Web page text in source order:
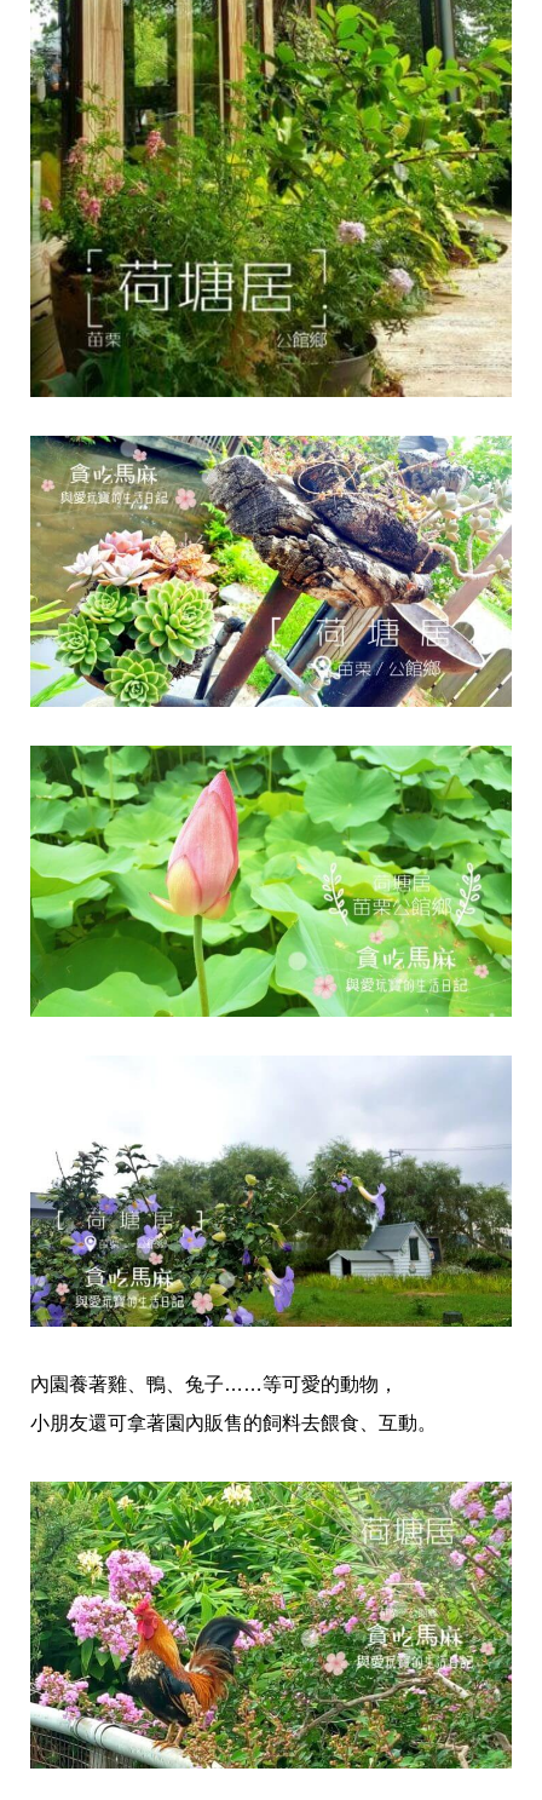
內園養著雞、鴨、兔子……等可愛的動物，
小朋友還可拿著園內販售的飼料去餵食、互動。